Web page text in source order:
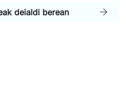
deialdi berean